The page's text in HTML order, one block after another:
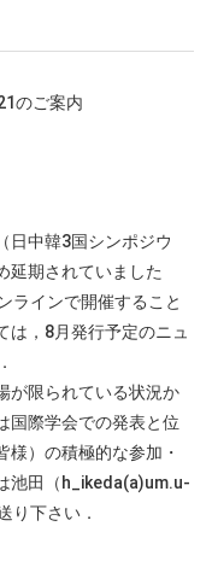
のご案内
日中韓3国シンポジウ
延期されていました
ラインで開催すること
は，8月発行予定のニュ
が限られている状況か
国際学会での発表と位
様）の積極的な参加・
池田（h_ikeda(a)um.u-
り下さい．